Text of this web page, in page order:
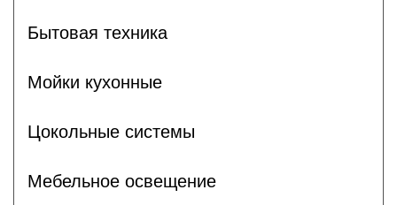
Бытовая техника
Мойки кухонные
Цокольные системы
Мебельное освещение